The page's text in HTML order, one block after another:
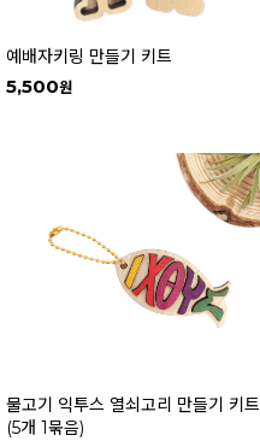
예배자키링 만들기 키트
5,500
물고기 익투스 열쇠고리 만들기 키트
(5개 1묶음)